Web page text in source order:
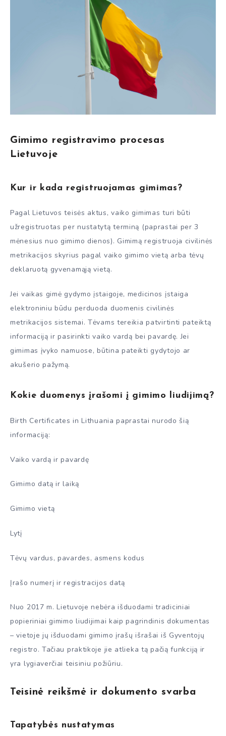
Gimimo registravimo procesas
Lietuvoje
Kur ir kada registruojamas gimimas?
Pagal Lietuvos teisės aktus, vaiko gimimas turi būti
užregistruotas per nustatytą terminą (paprastai per 3
mėnesius nuo gimimo dienos). Gimimą registruoja civilinės
metrikacijos skyrius pagal vaiko gimimo vietą arba tėvų
deklaruotą gyvenamąją vietą.
Jei vaikas gimė gydymo įstaigoje, medicinos įstaiga
elektroniniu būdu perduoda duomenis civilinės
metrikacijos sistemai. Tėvams tereikia patvirtinti pateiktą
informaciją ir pasirinkti vaiko vardą bei pavardę. Jei
gimimas įvyko namuose, būtina pateikti gydytojo ar
akušerio pažymą.
Kokie duomenys įrašomi į gimimo liudijimą?
Birth Certificates in Lithuania paprastai nurodo šią
informaciją:
Vaiko vardą ir pavardę
Gimimo datą ir laiką
Gimimo vietą
Lytį
Tėvų vardus, pavardes, asmens kodus
Įrašo numerį ir registracijos datą
Nuo 2017 m. Lietuvoje nebėra išduodami tradiciniai
popieriniai gimimo liudijimai kaip pagrindinis dokumentas
– vietoje jų išduodami gimimo įrašų išrašai iš Gyventojų
registro. Tačiau praktikoje jie atlieka tą pačią funkciją ir
yra lygiaverčiai teisiniu požiūriu.
Teisinė reikšmė ir dokumento svarba
Tapatybės nustatymas